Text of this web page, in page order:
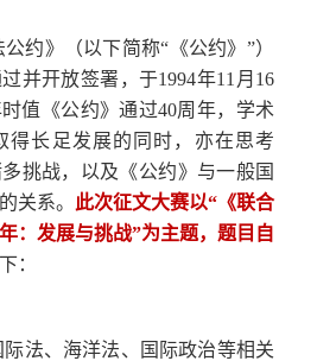
公约》（以下简称“《公约》”）
并开放签署，于1994年11月16
值《公约》通过40周年，学术
得长足发展的同时，亦在思考
挑战，以及《公约》与一般国
关系。
此次征文大赛以“《联合
：发展与挑战”为主题，题目自
：
法、海洋法、国际政治等相关